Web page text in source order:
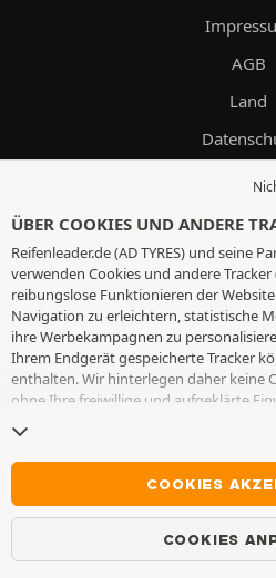
AGB
Land
Cookies
PKW-
Öl
Lieferung und
ÜBER COOKIES UND ANDERE
Reifenleader.de (AD TYRES) und seine
verwenden Cookies und andere
reibungslose Funktionieren der
Navigation zu erleichtern, statistische
ihre Werbekampagnen zu
Ihrem Endgerät gespeicherte Tracker
enthalten. Wir hinterlegen daher keine
ohne Ihre freiwillige und aufgeklärte
Auswahl für einen Zeitraum von 6
Einwilligung jederzeit widerrufen,
besuchen. Sie haben
fortzusetzen, ohne die Hinterlegung
Trackern zu akzeptieren. Die Ablehnung
Zugriff zu den angebotenen
Informationen finden Sie auf der
COOKIES
COOKIES